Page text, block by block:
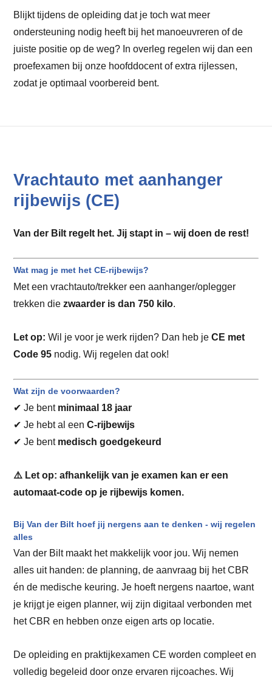
Blijkt tijdens de opleiding dat je toch wat meer
ondersteuning nodig heeft bij het manoeuvreren of de
juiste positie op de weg? In overleg regelen wij dan een
proefexamen bij onze hoofddocent of extra rijlessen,
zodat je optimaal voorbereid bent.
Vrachtauto met aanhanger
rijbewijs (CE)
Van der Bilt regelt het. Jij stapt in – wij doen de rest!
Wat mag je met het CE-rijbewijs?
Met een vrachtauto/trekker een aanhanger/oplegger
trekken die zwaarder is dan 750 kilo.
Let op: Wil je voor je werk rijden? Dan heb je CE met
Code 95nodig. Wij regelen dat ook!
Wat zijn de voorwaarden?
✔ Je bent minimaal 18 jaar
✔ Je hebt al een C-rijbewijs
✔ Je bent medisch goedgekeurd
⚠️ Let op: afhankelijk van je examen kan er een
automaat-code op je rijbewijs komen.
Bij Van der Bilt hoef jij nergens aan te denken - wij regelen
alles
Van der Bilt maakt het makkelijk voor jou. Wij nemen
alles uit handen: de planning, de aanvraag bij het CBR
én de medische keuring. Je hoeft nergens naartoe, want
je krijgt je eigen planner, wij zijn digitaal verbonden met
het CBR en hebben onze eigen arts op locatie.
De opleiding en praktijkexamen CE worden compleet en
volledig begeleid door onze ervaren rijcoaches. Wij